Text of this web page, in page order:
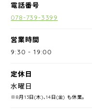
電話番号
078-739-3399
営業時間
9:30 -19:00
定休日
水曜日
※8月13日(木)、14日(金) も休業。